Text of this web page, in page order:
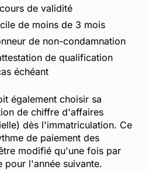
de validité
de moins de 3 mois
de non-condamnation
de qualification
échéant
également choisir sa
de chiffre d'affaires
dès l'immatriculation. Ce
de paiement des
modifié qu'une fois par
pour l'année suivante.